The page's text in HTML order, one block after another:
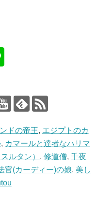
ドの帝王, エジプトのカ
, カマールと達者なハリマ
ルタン） , 修道僧, 千夜
官(カーディー)の娘, 美し